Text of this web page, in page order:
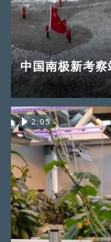
中国南极新考
2:05